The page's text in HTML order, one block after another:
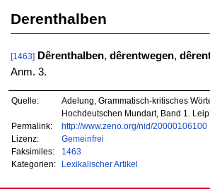
Derenthalben
[1463] Dêrenthalben, dêrentwegen,
Anm. 3.
Quelle:
Adelung, Grammatisch-kritisches
Hochdeutschen Mundart, Band 1.
Permalink:
http://www.zeno.org/nid/20000106100
Lizenz:
Gemeinfrei
Faksimiles:
1463
Kategorien:
Lexikalischer Artikel